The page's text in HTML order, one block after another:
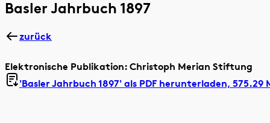
Basler Jahrbuch 1897
zurück
Elektronische Publikation: Christoph Merian Stiftung
'Basler Jahrbuch 1897' als PDF herunterladen, 575.29